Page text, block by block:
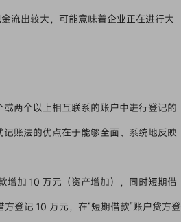
流出较大，可能意味着企业正在进行大
两个以上相互联系的账户中进行登记的
账法的优点在于能够全面、系统地反映
增加 10 万元（资产增加），同时短期借
登记 10 万元，在“短期借款”账户贷方登